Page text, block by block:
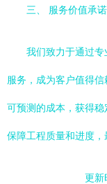
三、 服务价值承诺
我们致力于通过
服务，成为客户值得
可预测的成本，获得稳
保障工程质量和进度，
更新